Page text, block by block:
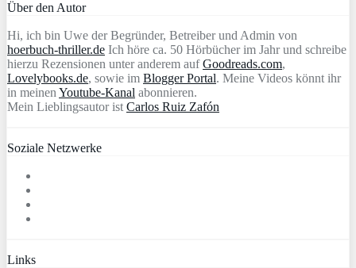
Über den Autor
Hi, ich bin Uwe der Begründer, Betreiber und Admin von
hoerbuch-thriller.de Ich höre ca. 50 Hörbücher im Jahr und schreibe
hierzu Rezensionen unter anderem aufGoodreads.com,
Lovelybooks.de, sowie im Blogger Portal. Meine Videos könnt ihr
in meinen Youtube-Kanal abonnieren.
Mein Lieblingsautor ist Carlos Ruiz Zafón
Soziale Netzwerke
Links